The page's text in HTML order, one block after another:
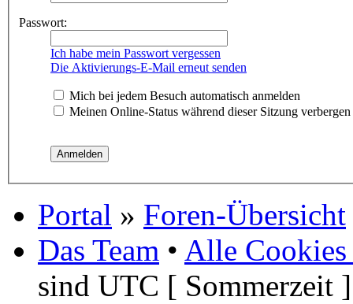
Passwort:
Ich habe mein Passwort vergessen
Die Aktivierungs-E-Mail erneut senden
Mich bei jedem Besuch automatisch anmelden
Meinen Online-Status während dieser Sitzung verbergen
Portal » Foren-Übersicht
Das Team • Alle Cookies
sind UTC [ Sommerzeit ]